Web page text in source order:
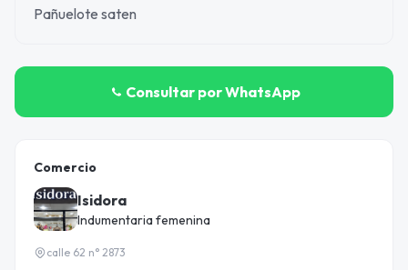
Pañuelote saten
Consultar por WhatsApp
Comercio
Isidora
Indumentaria femenina
calle 62 n° 2873